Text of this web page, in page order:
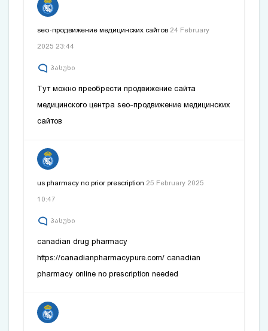
seo-продвижение медицинских сайтов 24 February
2025 23:44
პასუხი
Тут можно преобрести продвижение сайта
медицинского центраseo-продвижение медицинских
сайтов
us pharmacy no prior prescription 25 February 2025
10:47
პასუხი
canadian drug pharmacy
https://canadianpharmacypure.com/canadian
pharmacy online no prescription needed